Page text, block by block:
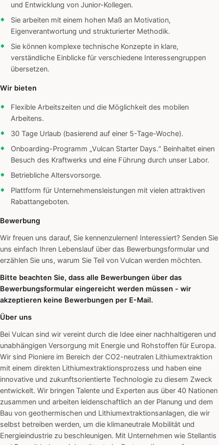
und Entwicklung von Junior-Kollegen.
Sie arbeiten mit einem hohen Maß an Motivation,
Eigenverantwortung und strukturierter Methodik.
Sie können komplexe technische Konzepte in klare,
verständliche Einblicke für verschiedene Interessengruppen
übersetzen.
Wir bieten
Flexible Arbeitszeiten und die Möglichkeit des mobilen
Arbeitens.
30 Tage Urlaub (basierend auf einer 5-Tage-Woche).
Onboarding-Programm „Vulcan Starter Days.“ Beinhaltet einen
Besuch des Kraftwerks und eine Führung durch unser Labor.
Betriebliche Altersvorsorge.
Plattform für Unternehmensleistungen mit vielen attraktiven
Rabattangeboten.
Bewerbung
Wir freuen uns darauf, Sie kennenzulernen! Interessiert? Senden Sie
uns einfach Ihren Lebenslauf über das Bewerbungsformular und
erzählen Sie uns, warum Sie Teil von Vulcan werden möchten.
Bitte beachten Sie, dass alle Bewerbungen über das
Bewerbungsformular eingereicht werden müssen - wir
akzeptieren keine Bewerbungen per E-Mail.
Über uns
Bei Vulcan sind wir vereint durch die Idee einer nachhaltigeren und
unabhängigen Versorgung mit Energie und Rohstoffen für Europa.
Wir sind Pioniere im Bereich der CO2-neutralen Lithiumextraktion
mit einem direkten Lithiumextraktionsprozess und haben eine
innovative und zukunftsorientierte Technologie zu diesem Zweck
entwickelt. Wir bringen Talente und Experten aus über 40 Nationen
zusammen und arbeiten leidenschaftlich an der Planung und dem
Bau von geothermischen und Lithiumextraktionsanlagen, die wir
selbst betreiben werden, um die klimaneutrale Mobilität und
Energieindustrie zu beschleunigen. Mit Unternehmen wie Stellantis